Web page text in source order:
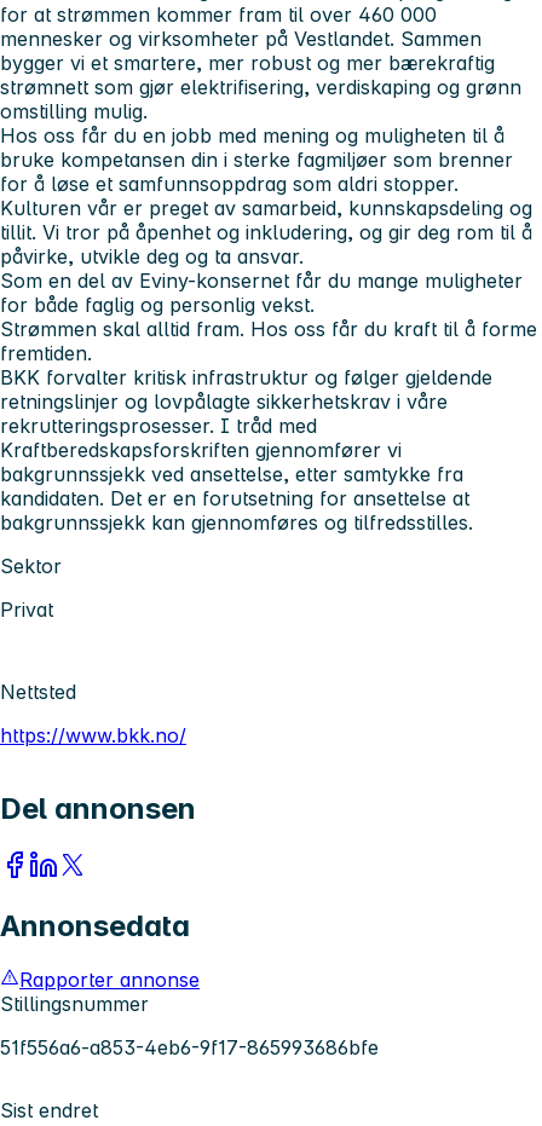
for at strømmen kommer fram til over 460 000
mennesker og virksomheter på Vestlandet. Sammen
bygger vi et smartere, mer robust og mer bærekraftig
strømnett som gjør elektrifisering, verdiskaping og grønn
omstilling mulig.
Hos oss får du en jobb med mening og muligheten til å
bruke kompetansen din i sterke fagmiljøer som brenner
for å løse et samfunnsoppdrag som aldri stopper.
Kulturen vår er preget av samarbeid, kunnskapsdeling og
tillit. Vi tror på åpenhet og inkludering, og gir deg rom til å
påvirke, utvikle deg og ta ansvar.
Som en del av Eviny-konsernet får du mange muligheter
for både faglig og personlig vekst.
Strømmen skal alltid fram. Hos oss får du kraft til å forme
fremtiden.
BKK forvalter kritisk infrastruktur og følger gjeldende
retningslinjer og lovpålagte sikkerhetskrav i våre
rekrutteringsprosesser. I tråd med
Kraftberedskapsforskriften gjennomfører vi
bakgrunnssjekk ved ansettelse, etter samtykke fra
kandidaten. Det er en forutsetning for ansettelse at
bakgrunnssjekk kan gjennomføres og tilfredsstilles.
Sektor
Privat
Nettsted
https://www.bkk.no/
Del annonsen
Annonsedata
Rapporter annonse
Stillingsnummer
51f556a6-a853-4eb6-9f17-865993686bfe
Sist endret